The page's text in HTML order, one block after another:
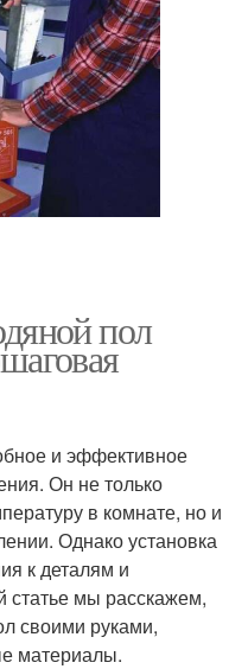
пол
и эффективное
Он не только
в комнате, но и
Однако установка
к деталям и
статье мы расскажем,
своими руками,
материалы.